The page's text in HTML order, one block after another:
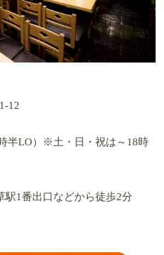
12
半LO）※土・日・祝は～18時
駅1番出口などから徒歩2分